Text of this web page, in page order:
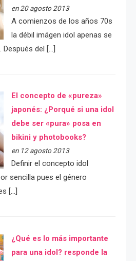
en 20 agosto 2013
A comienzos de los años 70s
la débil imágen idol apenas se
del […]
El concepto de «pureza»
japonés: ¿Porqué si una idol
debe ser «pura» posa en
bikini y photobooks?
en 12 agosto 2013
Definir el concepto idol
sencilla pues el género
[…]
¿Qué es lo más importante
para una idol? responde la